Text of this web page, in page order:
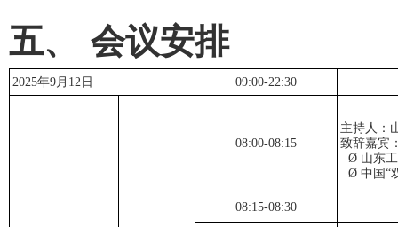
五、 会议安排
2025年9月 12 日 09:00-22:30
08:00-08:15
主持人：
致辞嘉宾
Ø 山东
Ø 中国“
08:15-08:30